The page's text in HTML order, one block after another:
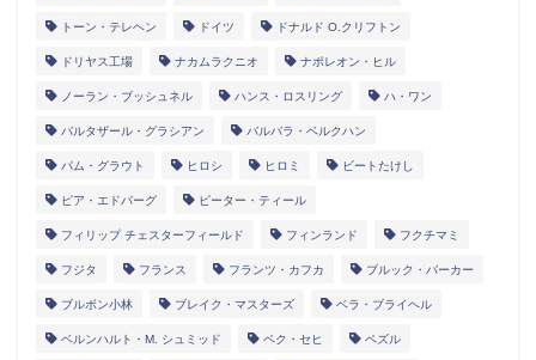
トーン・テレヘン ドイツ ドナルド O.クリフトン
ドリヤス工場 ナカムラクニオ ナポレオン・ヒル
ノーラン・ブッシュネル ハンス・ロスリング ハ・ワン
バルタザール・グラシアン バルバラ・ベルクハン
パム・グラウト ヒロシ ヒロミ ビートたけし
ピア・エドバーグ ピーター・ティール
フィリップ チェスターフィールド フィンランド フクチマミ
フジタ フランス フランツ・カフカ ブルック・バーカー
ブルボン小林 ブレイク・マスターズ ベラ・ブライヘル
ベルンハルト・M. シュミッド ペク・セヒ ペズル